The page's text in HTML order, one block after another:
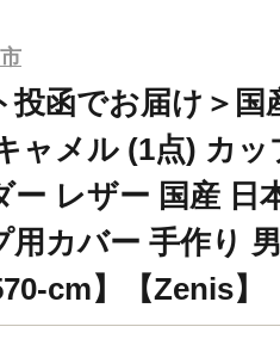
投函でお届け＞国
ャメル (1点) カ
ー レザー 国産 日
用カバー 手作り
cm】【Zenis】